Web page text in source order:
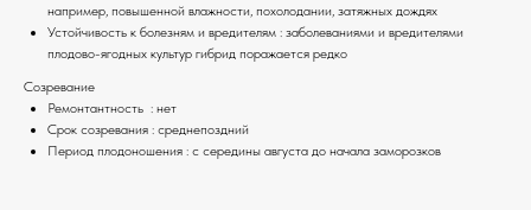
например, повышенной влажности, похолодании, затяжных дождях
Устойчивость к болезням и вредителям : заболеваниями и вредителями
плодово-ягодных культур гибрид поражается редко
Созревание
Ремонтантность : нет
Срок созревания : среднепоздний
Период плодоношения : с середины августа до начала заморозков